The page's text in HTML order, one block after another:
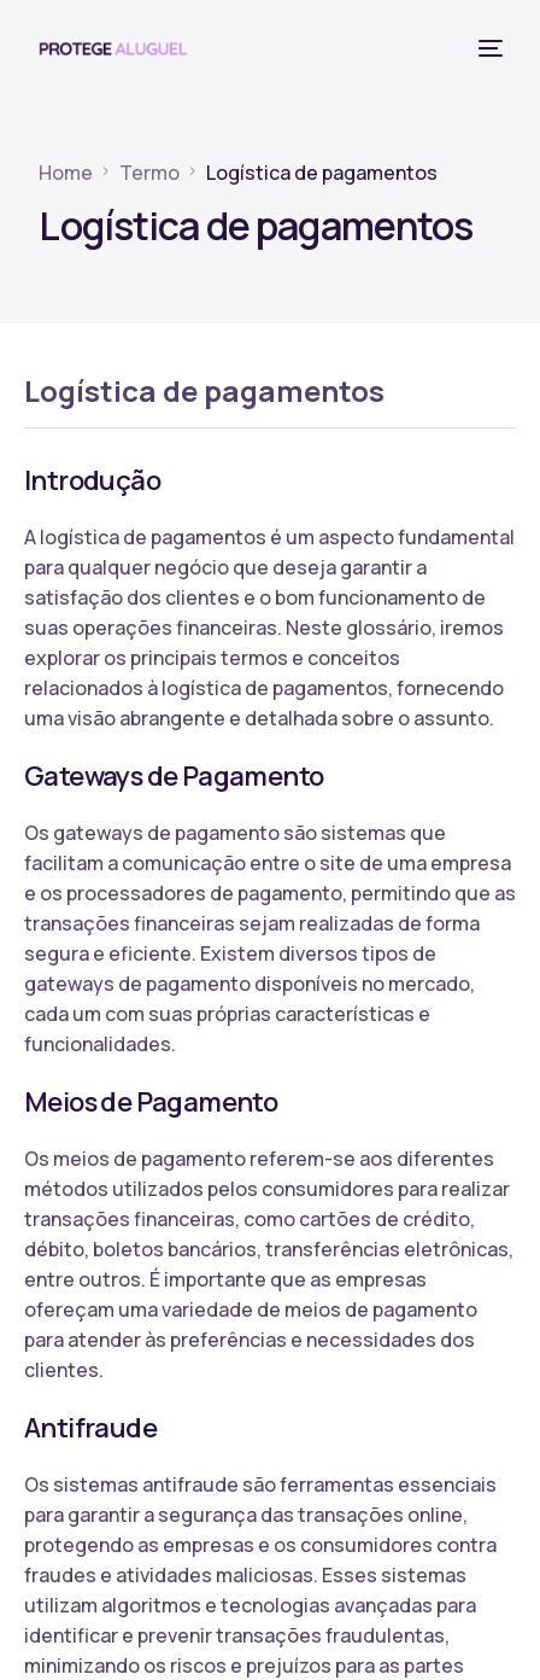
Home Termo Logística de pagamentos
Logística de pagamentos
Logística de pagamentos
Introdução
A logística de pagamentos é um aspecto fundamental
para qualquer negócio que deseja garantir a
satisfação dos clientes e o bom funcionamento de
suas operações financeiras. Neste glossário, iremos
explorar os principais termos e conceitos
relacionados à logística de pagamentos, fornecendo
uma visão abrangente e detalhada sobre o assunto.
Gateways de Pagamento
Os gateways de pagamento são sistemas que
facilitam a comunicação entre o site de uma empresa
e os processadores de pagamento, permitindo que as
transações financeiras sejam realizadas de forma
segura e eficiente. Existem diversos tipos de
gateways de pagamento disponíveis no mercado,
cada um com suas próprias características e
funcionalidades.
Meios de Pagamento
Os meios de pagamento referem-se aos diferentes
métodos utilizados pelos consumidores para realizar
transações financeiras, como cartões de crédito,
débito, boletos bancários, transferências eletrônicas,
entre outros. É importante que as empresas
ofereçam uma variedade de meios de pagamento
para atender às preferências e necessidades dos
clientes.
Antifraude
Os sistemas antifraude são ferramentas essenciais
para garantir a segurança das transações online,
protegendo as empresas e os consumidores contra
fraudes e atividades maliciosas. Esses sistemas
utilizam algoritmos e tecnologias avançadas para
identificar e prevenir transações fraudulentas,
minimizando os riscos e prejuízos para as partes